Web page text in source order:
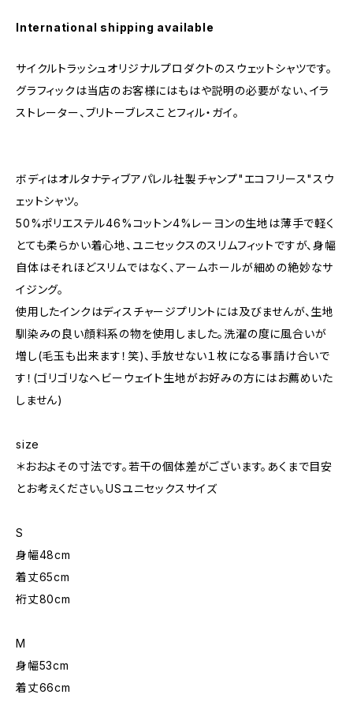
International shipping available
サイクルトラッシュオリジナルプロダクトのスウェットシャツです。
グラフィックは当店のお客様にはもはや説明の必要がない、イラ
ストレーター、ブリトーブレスことフィル・ガイ。
ボディはオルタナティブアパレル社製チャンプ"エコフリース"スウ
ェットシャツ。
50%ポリエステル46%コットン4%レーヨンの生地は薄手で軽く
とても柔らかい着心地、ユニセックスのスリムフィットですが、身幅
自体はそれほどスリムではなく、アームホールが細めの絶妙なサ
イジング。
使用したインクはディスチャージプリントには及びませんが、生地
馴染みの良い顔料系の物を使用しました。洗濯の度に風合いが
増し(毛玉も出来ます！笑)、手放せない１枚になる事請け合いで
す！(ゴリゴリなヘビーウェイト生地がお好みの方にはお薦めいた
しません)
size
＊おおよその寸法です。若干の個体差がございます。あくまで目安
とお考えください。USユニセックスサイズ
S
身幅48cm
着丈65cm
裄丈80cm
M
身幅53cm
着丈66cm